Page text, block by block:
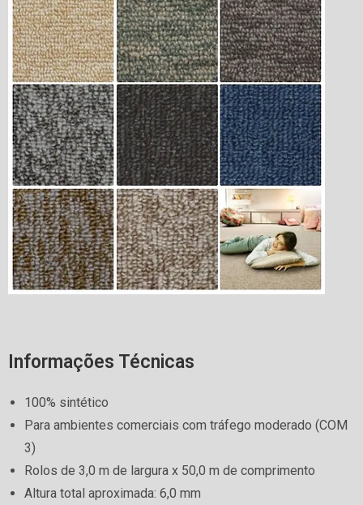
Informações Técnicas
100% sintético
Para ambientes comerciais com tráfego moderado (COM
3)
Rolos de 3,0 m de largura x 50,0 m de comprimento
Altura total aproximada: 6,0 mm